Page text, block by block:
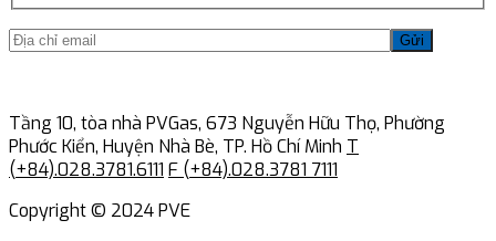
Gửi
Tầng 10, tòa nhà PVGas, 673 Nguyễn Hữu Thọ, Phường
Phước Kiển, Huyện Nhà Bè, TP. Hồ Chí Minh T
(+84).028.3781.6111 F (+84).028.3781 7111
Copyright © 2024 PVE